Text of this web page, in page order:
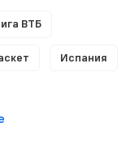
ВТБ
Испания